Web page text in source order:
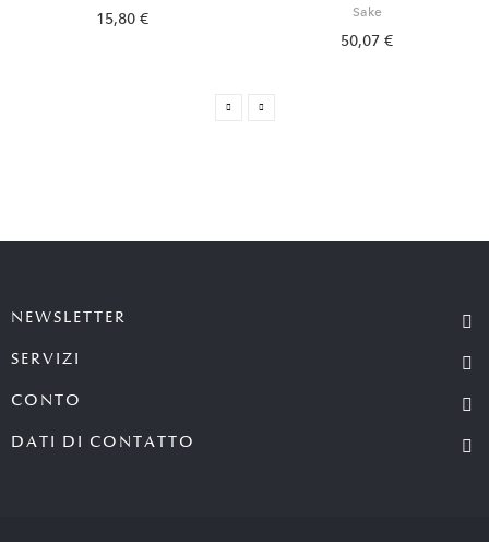
15,80 € Sake
50,07 €
NEWSLETTER
SERVIZI
CONTO
DATI DI CONTATTO